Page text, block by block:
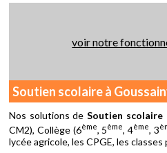
voir notre
Soutien scolaire à
Nos solutions deSoutien scolaire
CM2), Collège (6ème, 5ème, 4ème, 3
lycée agricole, les CPGE, les